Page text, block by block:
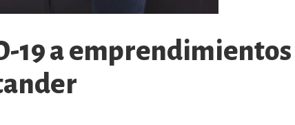
19 a emprendimientos